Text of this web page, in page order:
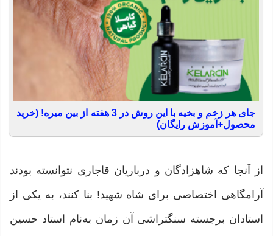
جای هر زخم و بخیه با این روش در 3 هفته از بین میره! (خرید
محصول+آموزش رایگان)
از آنجا كه شاهزادگان و درباریان قاجاری نتوانسته بودند
آرامگاهی اختصاصی برای شاه شهید! بنا كنند، به یكی از
استادان برجسته سنگتراشی آن زمان به‌نام استاد حسین